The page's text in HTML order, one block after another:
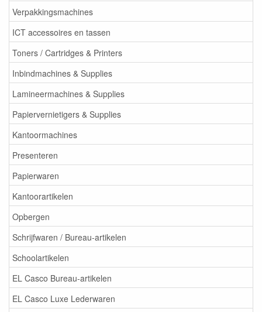
Verpakkingsmachines
ICT accessoires en tassen
Toners / Cartridges & Printers
Inbindmachines & Supplies
Lamineermachines & Supplies
Papiervernietigers & Supplies
Kantoormachines
Presenteren
Papierwaren
Kantoorartikelen
Opbergen
Schrijfwaren / Bureau-artikelen
Schoolartikelen
EL Casco Bureau-artikelen
EL Casco Luxe Lederwaren